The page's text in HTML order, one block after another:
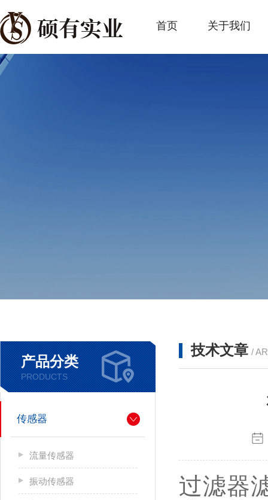
首页 关于我们
产品分类
PRODUCTS
传感器
流量传感器
振动传感器
技术文章 /
过滤器